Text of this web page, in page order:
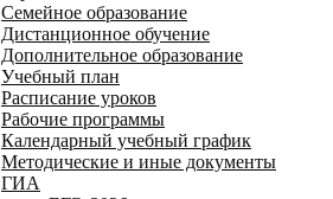
Семейное образование
Дистанционное обучение
Дополнительное образование
Учебный план
Расписание уроков
Рабочие программы
Календарный учебный график
Методические и иные документы
ГИА